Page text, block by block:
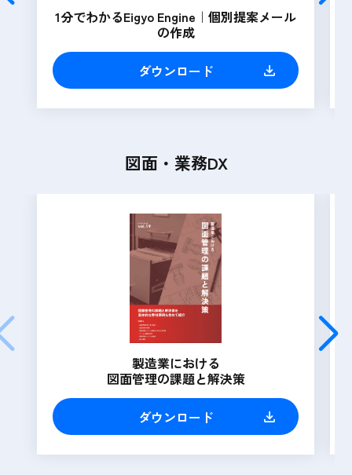
1分でわかるEigyo Engine｜個別提案メール
の作成
ダウンロード
図面・業務DX
製造業における
図面管理の課題と解決策
ダウンロード